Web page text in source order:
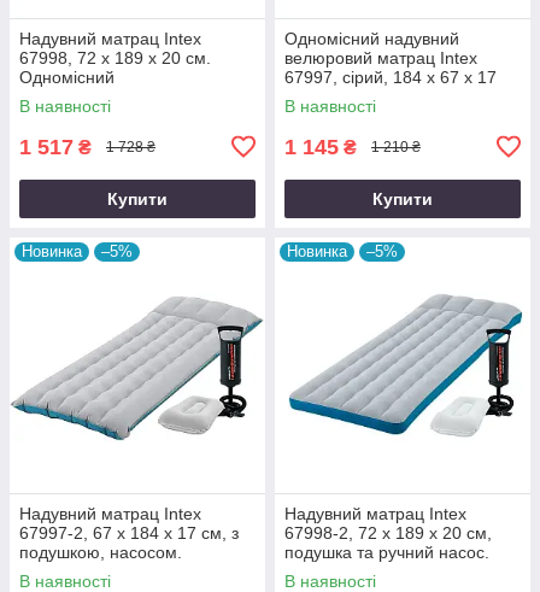
Надувний матрац Intex
67998, 72 х 189 х 20 см.
Одномісний
В наявності
1 517 ₴ 1 728 ₴
Купити
Одномісний надувний
велюровий матрац Intex
67997, сірий, 184 х 67 х 17
см
В наявності
1 145 ₴ 1 210 ₴
Купити
Новинка –5%
Надувний матрац Intex
67997-2, 67 х 184 х 17 см, з
подушкою, насосом.
Одномісний
В наявності
Новинка –5%
Надувний матрац Intex
67998-2, 72 х 189 х 20 см,
подушка та ручний насос.
Одномісний
В наявності